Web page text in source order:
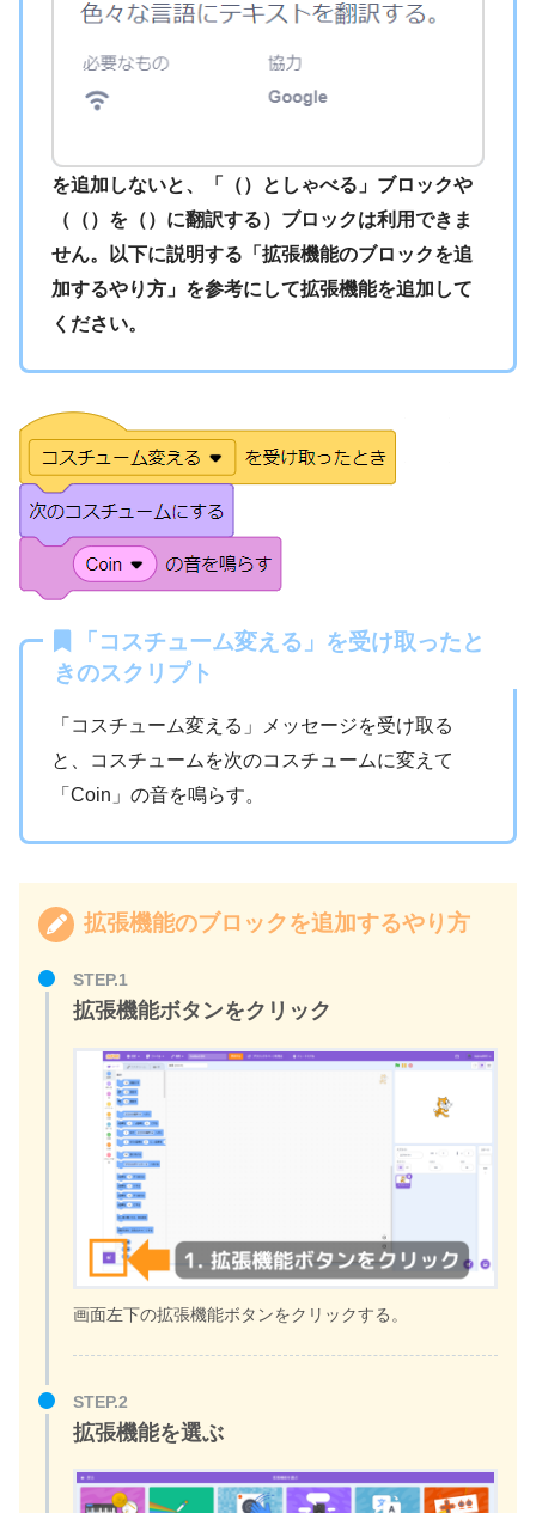
を追加しないと、「（）としゃべる」ブロックや
（（）を（）に翻訳する）ブロックは利用できま
せん。以下に説明する「拡張機能のブロックを追
加するやり方」を参考にして拡張機能を追加して
ください。
「コスチューム変える」を受け取ったと
きのスクリプト
「コスチューム変える」メッセージを受け取る
と、コスチュームを次のコスチュームに変えて
「Coin」の音を鳴らす。
拡張機能のブロックを追加するやり方
STEP.1
拡張機能ボタンをクリック
画面左下の拡張機能ボタンをクリックする。
STEP.2
拡張機能を選ぶ